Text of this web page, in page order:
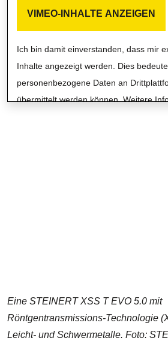
VIMEO-INHALTE ANZEIGEN
Ich bin damit einverstanden, dass mir
Inhalte angezeigt werden. Dies
personenbezogene Daten an
übermittelt werden können. Weitere
Eine STEINERT XSS T EVO 5.0 mit
Röntgentransmissions-Technologie
Leicht- und Schwermetalle. Foto: